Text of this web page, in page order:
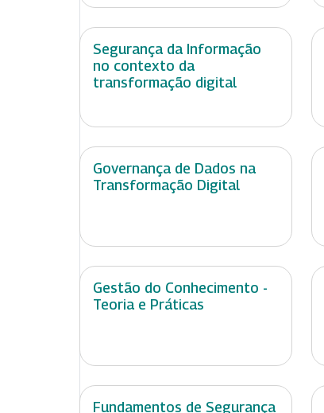
Segurança da Informação
no contexto da
transformação digital
Governança de Dados na
Transformação Digital
Gestão do Conhecimento -
Teoria e Práticas
Fundamentos de Segurança